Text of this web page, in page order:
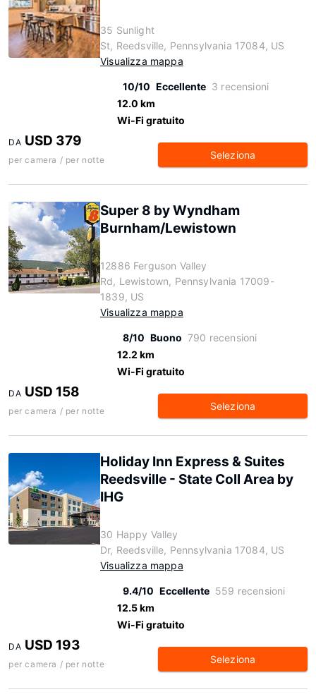
35 Sunlight
St, Reedsville, Pennsylvania 17084, US
Visualizza mappa
10/10 Eccellente 3 recensioni
12.0 km
Wi-Fi gratuito
DA USD 379
per camera / per notte Seleziona
Super 8 by Wyndham
Burnham/Lewistown
12886 Ferguson Valley
Rd, Lewistown, Pennsylvania 17009-
1839, US
Visualizza mappa
8/10 Buono 790 recensioni
12.2 km
Wi-Fi gratuito
DA USD 158
per camera / per notte Seleziona
Holiday Inn Express & Suites
Reedsville - State Coll Area by
IHG
30 Happy Valley
Dr, Reedsville, Pennsylvania 17084, US
Visualizza mappa
9.4/10 Eccellente 559 recensioni
12.5 km
Wi-Fi gratuito
DA USD 193
per camera / per notte Seleziona